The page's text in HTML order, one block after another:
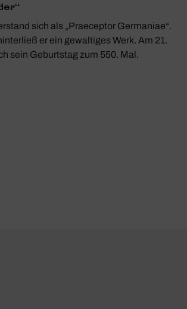
sich als „Praeceptor Germaniae“.
er ein gewaltiges Werk. Am 21.
sein Geburtstag zum 550. Mal.